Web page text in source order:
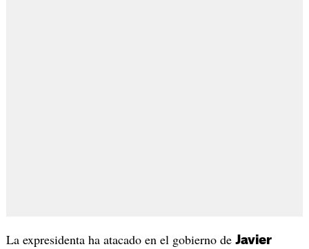
La expresidenta ha atacado en el gobierno de Javier